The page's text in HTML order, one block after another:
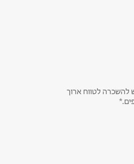
להשכרה לטווח ארוך